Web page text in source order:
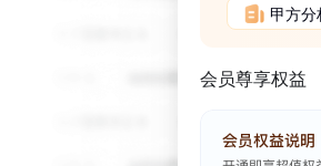
甲方
会员尊享权益